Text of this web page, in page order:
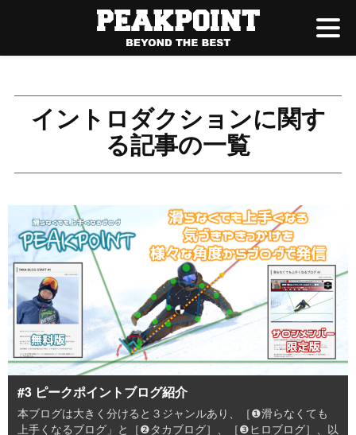
イントロダクションに関す
る記事の一覧
#3 ピークポイントブログ紹介
本ブログは大きく分けると３ジャンルあり、［❶滑らなくても
上手くなるブログ」と［❷タカブログ］、［❸ヒロブログ］、以